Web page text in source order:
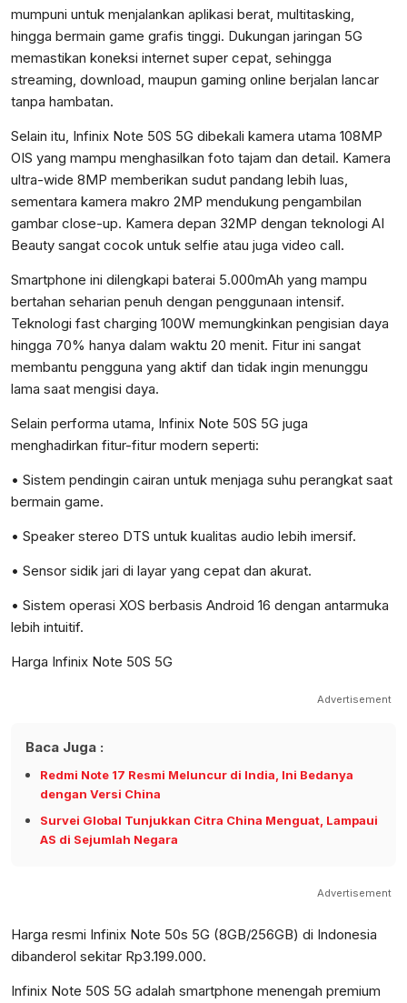
mumpuni untuk menjalankan aplikasi berat, multitasking,
hingga bermain game grafis tinggi. Dukungan jaringan 5G
memastikan koneksi internet super cepat, sehingga
streaming, download, maupun gaming online berjalan lancar
tanpa hambatan.
Selain itu, Infinix Note 50S 5G dibekali kamera utama 108MP
OIS yang mampu menghasilkan foto tajam dan detail. Kamera
ultra-wide 8MP memberikan sudut pandang lebih luas,
sementara kamera makro 2MP mendukung pengambilan
gambar close-up. Kamera depan 32MP dengan teknologi AI
Beauty sangat cocok untuk selfie atau juga video call.
Smartphone ini dilengkapi baterai 5.000mAh yang mampu
bertahan seharian penuh dengan penggunaan intensif.
Teknologi fast charging 100W memungkinkan pengisian daya
hingga 70% hanya dalam waktu 20 menit. Fitur ini sangat
membantu pengguna yang aktif dan tidak ingin menunggu
lama saat mengisi daya.
Selain performa utama, Infinix Note 50S 5G juga
menghadirkan fitur-fitur modern seperti:
• Sistem pendingin cairan untuk menjaga suhu perangkat saat
bermain game.
• Speaker stereo DTS untuk kualitas audio lebih imersif.
• Sensor sidik jari di layar yang cepat dan akurat.
• Sistem operasi XOS berbasis Android 16 dengan antarmuka
lebih intuitif.
Harga Infinix Note 50S 5G
Advertisement
Baca Juga :
Redmi Note 17 Resmi Meluncur di India, Ini Bedanya
dengan Versi China
Survei Global Tunjukkan Citra China Menguat, Lampaui
AS di Sejumlah Negara
Advertisement
Harga resmi Infinix Note 50s 5G (8GB/256GB) di Indonesia
dibanderol sekitar Rp3.199.000.
Infinix Note 50S 5G adalah smartphone menengah premium